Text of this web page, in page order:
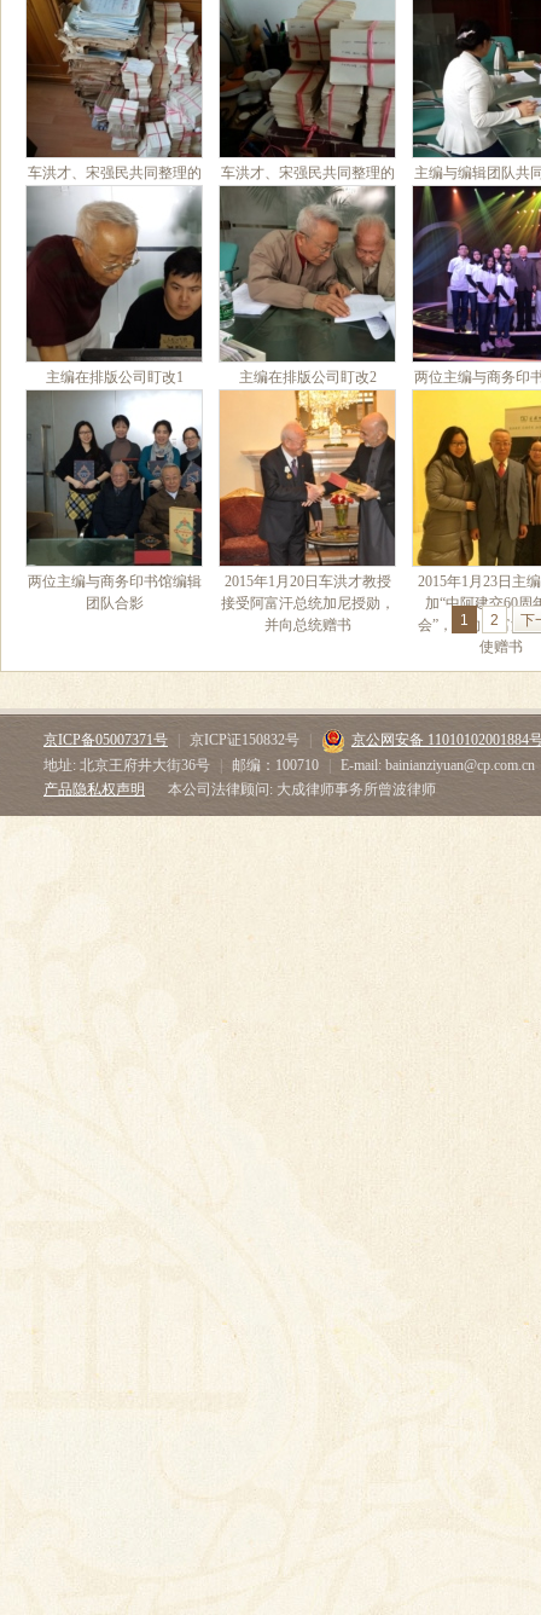
车洪才、宋强民共同整理的
车洪才、宋强民共同整理的
十万余张卡片2
主编与编辑团队共
稿1
主编在排版公司盯改1 主编在排版公司盯改2
两位主编与商务印
两位主编与商务印书馆编辑
团队合影
2015年1月20日车洪才教授
接受阿富汗总统加尼授勋，
并向总统赠书
2015年1月23日主
加“中阿建交60周
会”，并向阿富汗
使赠书
1 2 下
京ICP备05007371号 京ICP证150832号
京公网安备 11010102001884
地址: 北京王府井大街36号
邮编：100710
E-mail: bainianziyuan@cp.com.cn
产品隐私权声明
本公司法律顾问: 大成律师事务所曾波律师